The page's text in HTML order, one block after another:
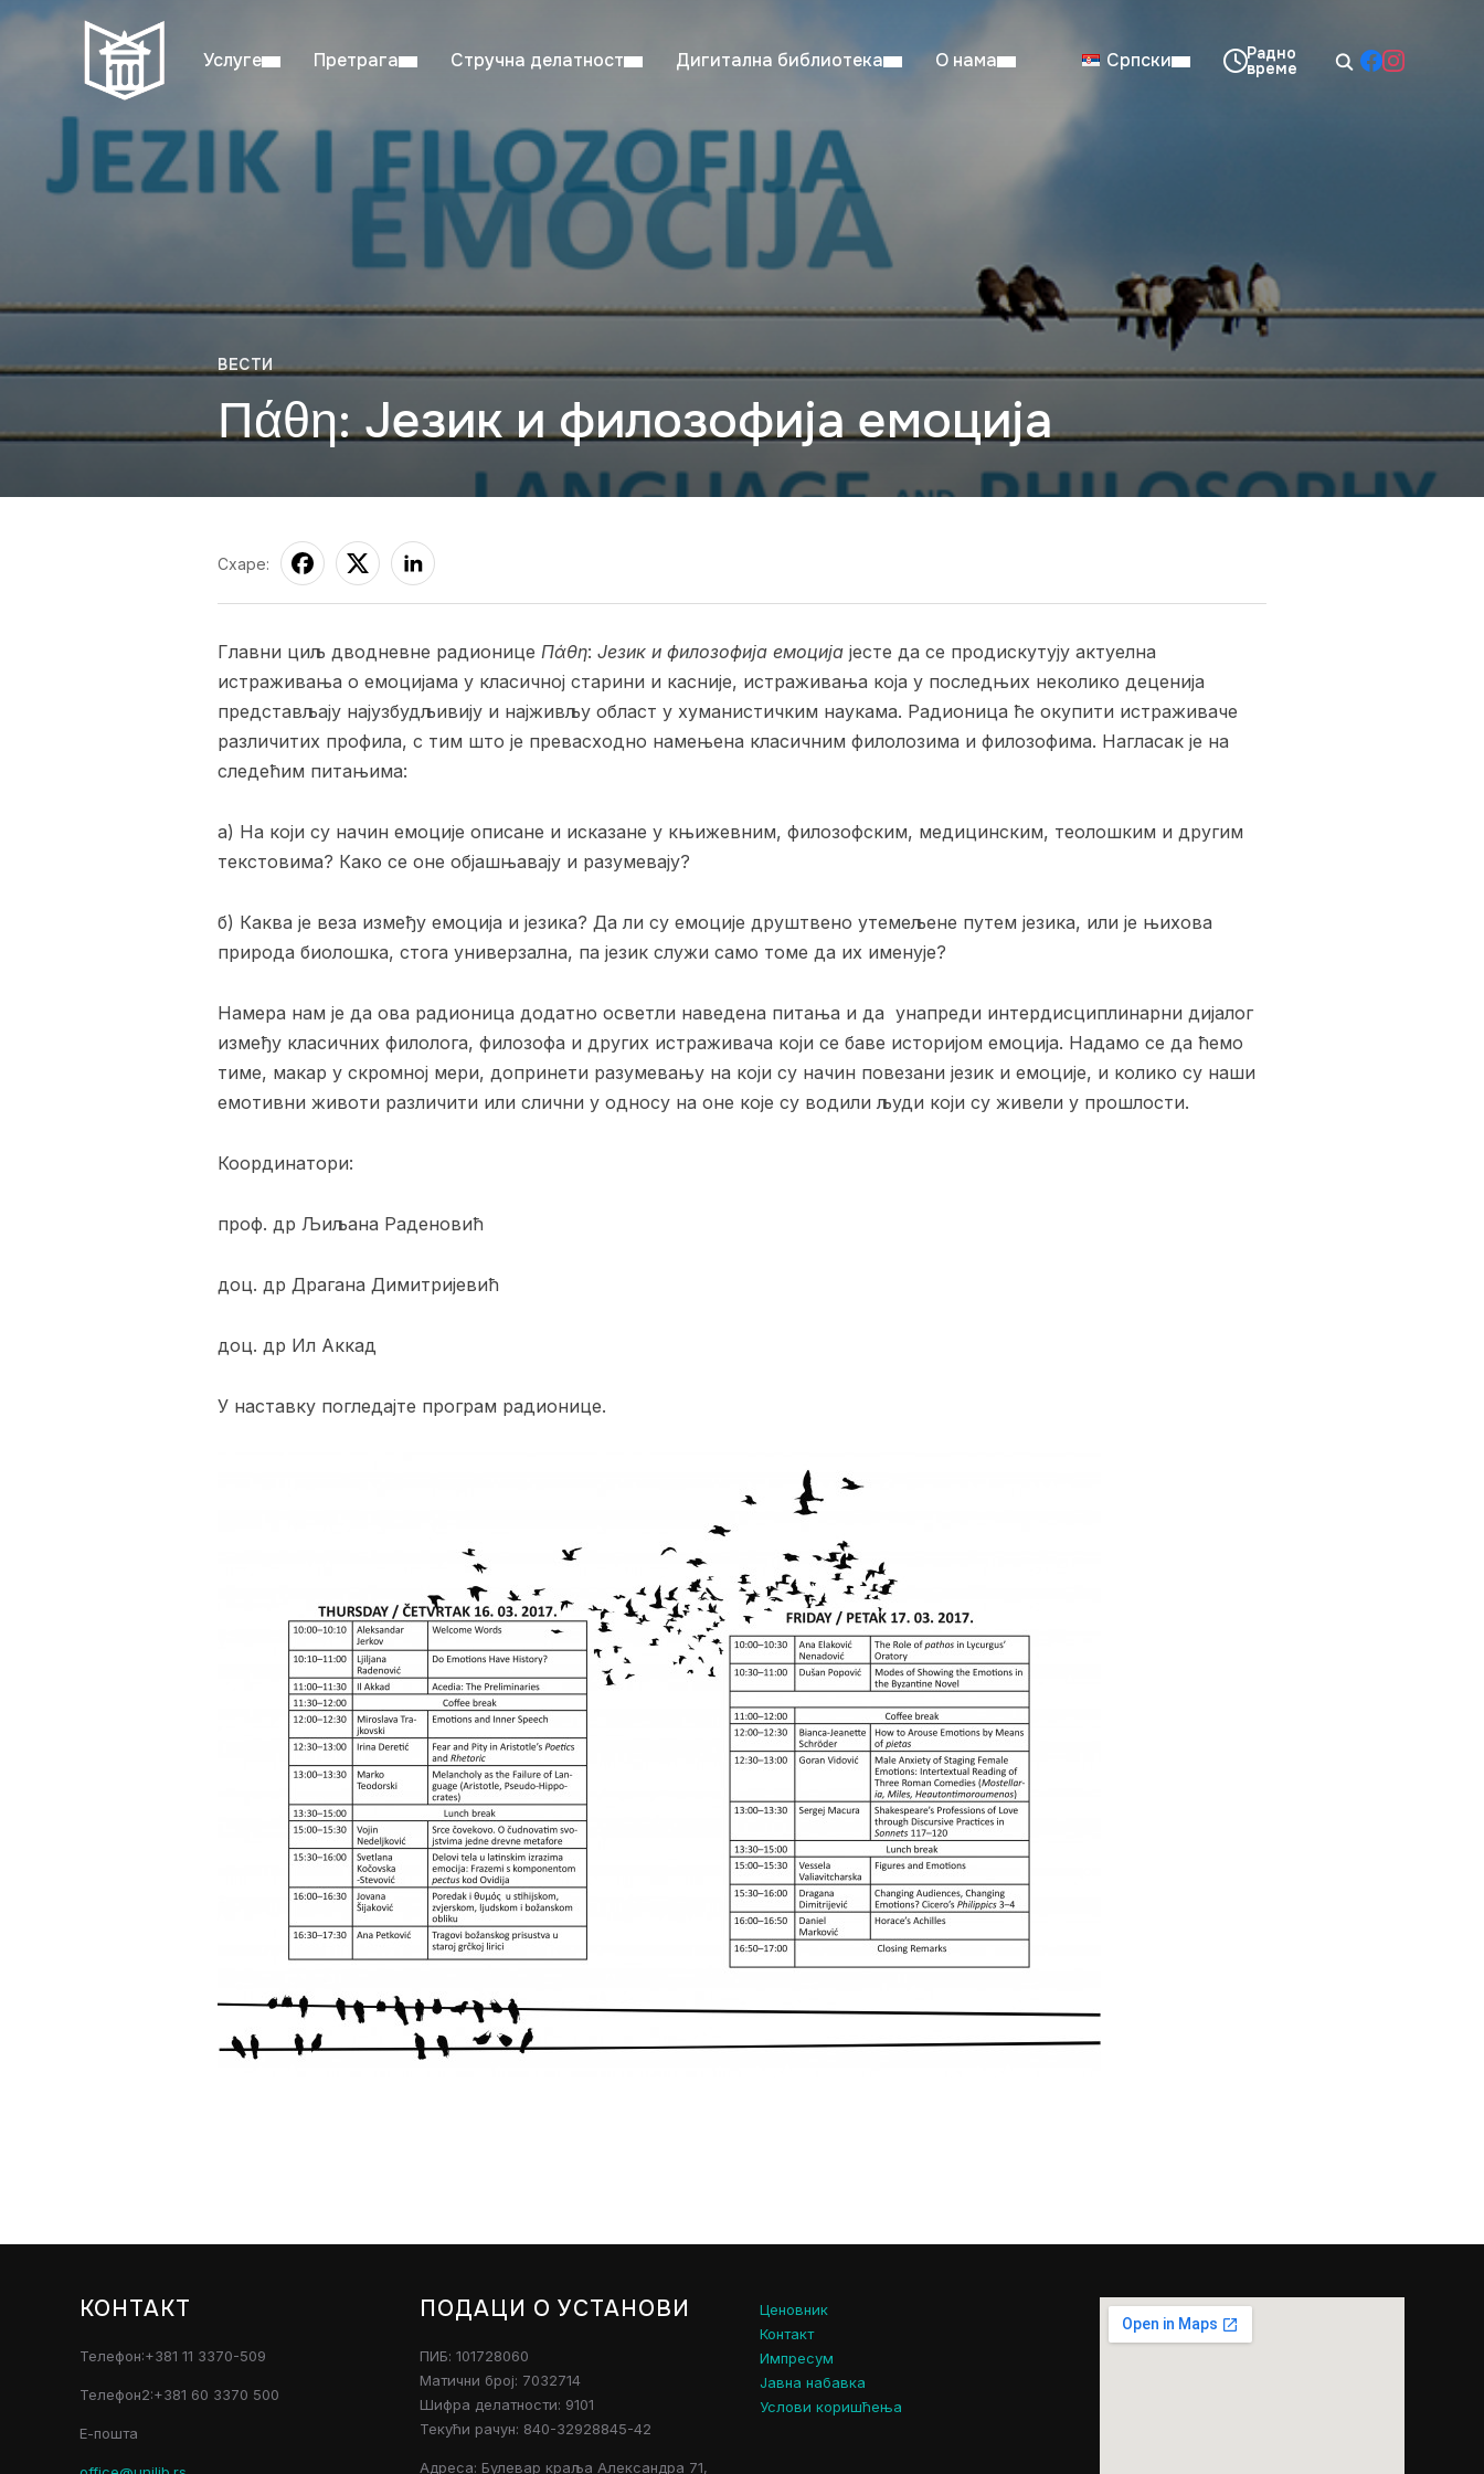
Услуге Претрага Стручна делатност Дигитална библиотека О нама Српски
ВЕСТИ
Πάθη: Језик и филозофија емоција
Схаре:
Главни циљ дводневне радионице Πάθη: Језик и филозофија емоција јесте да се продискутују актуелна
истраживања о емоцијама у класичној старини и касније, истраживања која у последњих неколико деценија
представљају најузбудљивију и најживљу област у хуманистичким наукама. Радионица ће окупити истраживаче
различитих профила, с тим што је превасходно намењена класичним филолозима и филозофима. Нагласак је на
следећим питањима:
а) На који су начин емоције описане и исказане у књижевним, филозофским, медицинским, теолошким и другим
текстовима? Како се оне објашњавају и разумевају?
б) Каква је веза између емоција и језика? Да ли су емоције друштвено утемељене путем језика, или је њихова
природа биолошка, стога универзална, па језик служи само томе да их именује?
Намера нам је да ова радионица додатно осветли наведена питања и да унапреди интердисциплинарни дијалог
између класичних филолога, филозофа и других истраживача који се баве историјом емоција. Надамо се да ћемо
тиме, макар у скромној мери, допринети разумевању на који су начин повезани језик и емоције, и колико су наши
емотивни животи различити или слични у односу на оне које су водили људи који су живели у прошлости.
Координатори:
проф. др Љиљана Раденовић
доц. др Драгана Димитријевић
доц. др Ил Аккад
У наставку погледајте програм радионице.
КОНТАКТ
Телефон:+381 11 3370-509
Телефон2:+381 60 3370 500
Е-пошта
ПОДАЦИ О УСТАНОВИ
ПИБ: 101728060
Матични број: 7032714
Шифра делатности: 9101
Текући рачун: 840-32928845-42
Адреса: Булевар краља Александра 71,
Ценовник
Контакт
Импресум
Јавна набавка
Услови коришћења
Пон–пет: 08:00–20:00 Студентска читаоница: 08:00–23:00
Радно време од 06. јула до 29. августа